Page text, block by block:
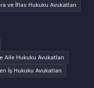
ve İflas Hukuku Avukatları
Aile Hukuku Avukatları
İş Hukuku Avukatları